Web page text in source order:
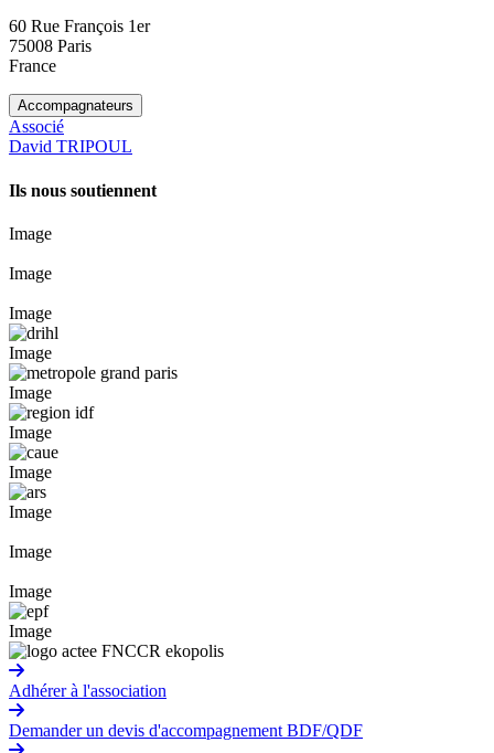
60 Rue François 1er
75008 Paris
France
Accompagnateurs
Associé
David TRIPOUL
Ils nous soutiennent
Image
Image
Image
Image
Image
Image
Image
Image
Image
Image
Image
Adhérer à l'association
Demander un devis d'accompagnement BDF/QDF